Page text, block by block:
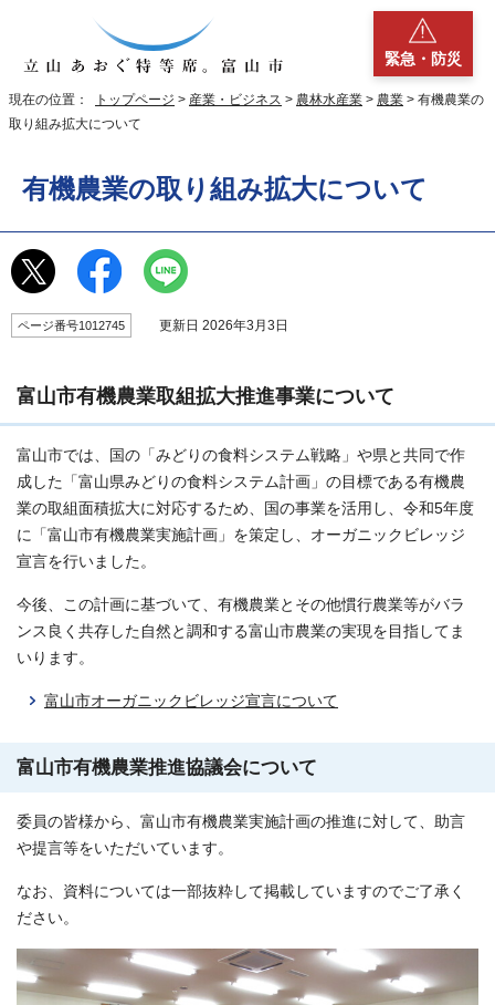
緊急・防災
現在の位置： トップページ > 産業・ビジネス > 農林水産業 > 農業 > 有機農業の
取り組み拡大について
有機農業の取り組み拡大について
ページ番号1012745 更新日 2026年3月3日
富山市有機農業取組拡大推進事業について
富山市では、国の「みどりの食料システム戦略」や県と共同で作
成した「富山県みどりの食料システム計画」の目標である有機農
業の取組面積拡大に対応するため、国の事業を活用し、令和5年度
に「富山市有機農業実施計画」を策定し、オーガニックビレッジ
宣言を行いました。
今後、この計画に基づいて、有機農業とその他慣行農業等がバラ
ンス良く共存した自然と調和する富山市農業の実現を目指してま
いります。
富山市オーガニックビレッジ宣言について
富山市有機農業推進協議会について
委員の皆様から、富山市有機農業実施計画の推進に対して、助言
や提言等をいただいています。
なお、資料については一部抜粋して掲載していますのでご了承く
ださい。